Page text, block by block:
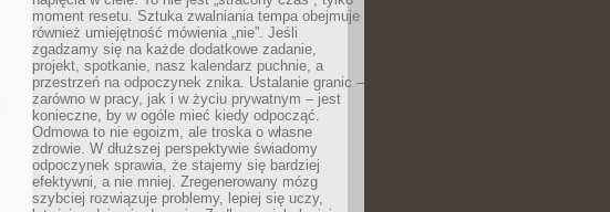
moment resetu. Sztuka zwalniania tempa obejmuje
również umiejętność mówienia „nie”. Jeśli
zgadzamy się na każde dodatkowe zadanie,
projekt, spotkanie, nasz kalendarz puchnie, a
przestrzeń na odpoczynek znika. Ustalanie granic –
zarówno w pracy, jak i w życiu prywatnym – jest
konieczne, by w ogóle mieć kiedy odpocząć.
Odmowa to nie egoizm, ale troska o własne
zdrowie. W dłuższej perspektywie świadomy
odpoczynek sprawia, że stajemy się bardziej
efektywni, a nie mniej. Zregenerowany mózg
szybciej rozwiązuje problemy, lepiej się uczy,